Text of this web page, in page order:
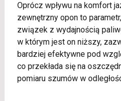
Oprócz wpływu na komfort
zewnętrzny opon to
związek z wydajnością
w którym jest on niższy,
bardziej efektywne pod
co przekłada się na
pomiaru szumów w